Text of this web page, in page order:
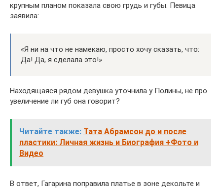
крупным планом показала свою грудь и губы. Певица
заявила:
«Я ни на что не намекаю, просто хочу сказать, что:
Да! Да, я сделала это!»
Находящаяся рядом девушка уточнила у Полины, не про
увеличение ли губ она говорит?
Читайте также: Тата Абрамсон до и после
пластики: Личная жизнь и Биография +Фото и
Видео
В ответ, Гагарина поправила платье в зоне декольте и